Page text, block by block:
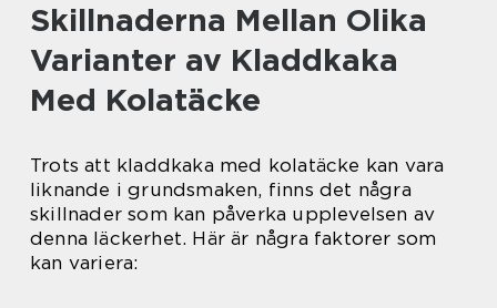
Skillnaderna Mellan Olika
Varianter av Kladdkaka
Med Kolatäcke
Trots att kladdkaka med kolatäcke kan vara
liknande i grundsmaken, finns det några
skillnader som kan påverka upplevelsen av
denna läckerhet. Här är några faktorer som
kan variera: